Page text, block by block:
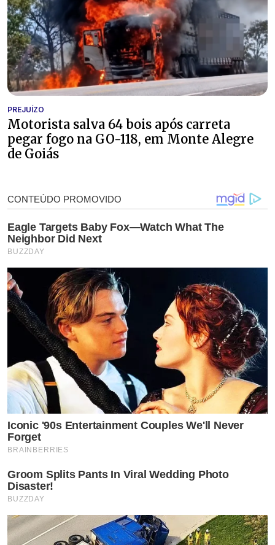
PREJUÍZO
Motorista salva 64 bois após carreta
pegar fogo na GO-118, em Monte Alegre
de Goiás